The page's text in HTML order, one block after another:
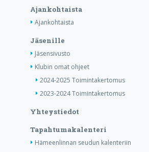
Ajankohtaista
Ajankohtaista
Jäsenille
Jäsensivusto
Klubin omat ohjeet
2024-2025 Toimintakertomus
2023-2024 Toimintakertomus
Yhteystiedot
Tapahtumakalenteri
Hämeenlinnan seudun kalenteriin